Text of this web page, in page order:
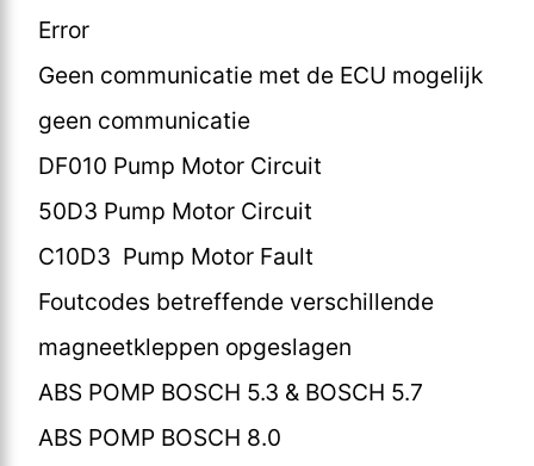
Error
Geen communicatie met de ECU mogelijk
geen communicatie
DF010 Pump Motor Circuit
50D3 Pump Motor Circuit
C10D3 Pump Motor Fault
Foutcodes betreffende verschillende
magneetkleppen opgeslagen
ABS POMP BOSCH 5.3 & BOSCH 5.7
ABS POMP BOSCH 8.0